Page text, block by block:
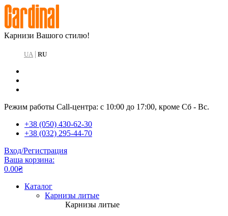
Карнизи Вашого стилю!
UA | RU
Режим работы Call-центра: с 10:00 до 17:00, кроме Сб - Вс.
+38 (050) 430-62-30
+38 (032) 295-44-70
Вход/Регистрация
Ваша корзина:
0.00₴
Каталог
Карнизы литые
Карнизы литые